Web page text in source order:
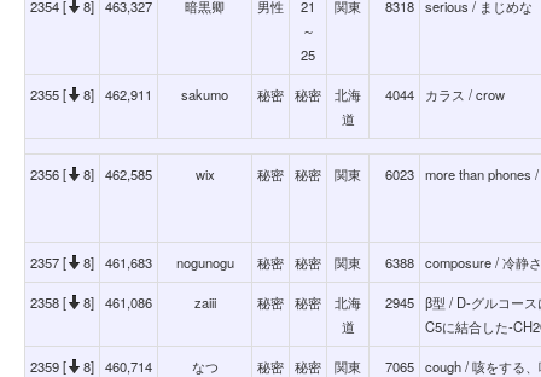
2354 [ 8] 463,327 暗黒卿 男性
21
～
25
関東 8318 serious / まじめな
2355 [ 8] 462,911 sakumo 秘密 秘密
北海
道
4044 カラス / crow
2356 [ 8] 462,585 wix 秘密 秘密 関東 6023 more than phones
2357 [ 8] 461,683 nogunogu 秘密 秘密 関東 6388 composure / 冷静
2358 [ 8] 461,086 zaiii 秘密 秘密
北海
道
2945 β型 / D-グルコー
C5に結合した-
2359 [ 8] 460,714 なつ 秘密 秘密 関東 7065 cough / 咳をする